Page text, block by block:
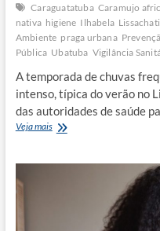
Caraguatatuba Caramujo
nativa higiene Ilhabela
Ambiente praga urbana
Pública Ubatuba Vigilância
A temporada de chuvas
intenso, típica do verão no
das autoridades de saúde
Veja maisChuvas